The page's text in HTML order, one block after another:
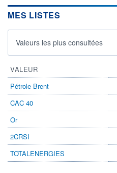
07.08.26 / 19:38:15
Non éligible
Boursobank
MES LISTES
Valeurs les plus consultées
VALEUR
Pétrole Brent
CAC 40
Or
2CRSI
TOTALENERGIES